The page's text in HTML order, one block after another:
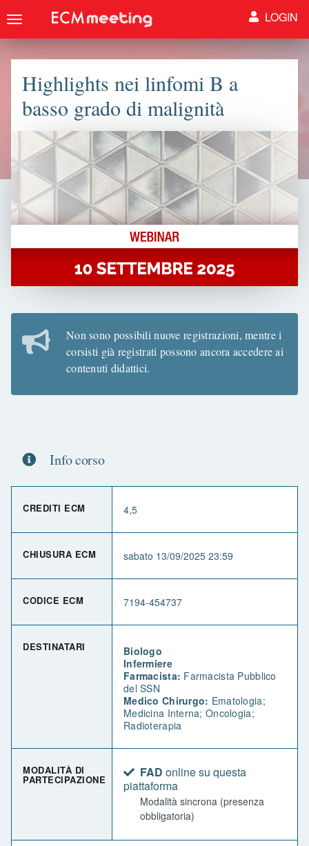
Highlights nei linfomi B a
basso grado di malignità
Toggle
LOGIN
Info corso
CREDITI ECM 4,5
CHIUSURA ECM sabato 13/09/2025 23:59
CODICE ECM 7194-454737
DESTINATARI
Biologo
Infermiere
Farmacista: Farmacista Pubblico
del SSN
Medico Chirurgo: Ematologia;
Medicina Interna; Oncologia;
Radioterapia
MODALITÀ DI
PARTECIPAZIONE FAD online su questa
piattaforma
Modalità sincrona (presenza
obbligatoria)
Non sono possibili nuove registrazioni, mentre i
corsisti già registrati possono ancora accedere ai
contenuti didattici.